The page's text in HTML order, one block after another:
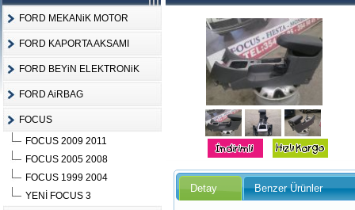
FORD MEKANiK MOTOR
FORD KAPORTA AKSAMI
FORD BEYiN ELEKTRONiK
FORD AiRBAG
FOCUS
FOCUS 2009 2011
FOCUS 2005 2008
FOCUS 1999 2004
YENİ FOCUS 3
Detay Benzer Ürünler